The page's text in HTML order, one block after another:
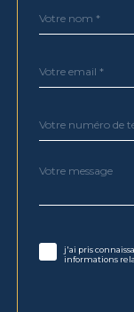
par
*
*
*
Fieldset
Message
*
j'ai pris
informations